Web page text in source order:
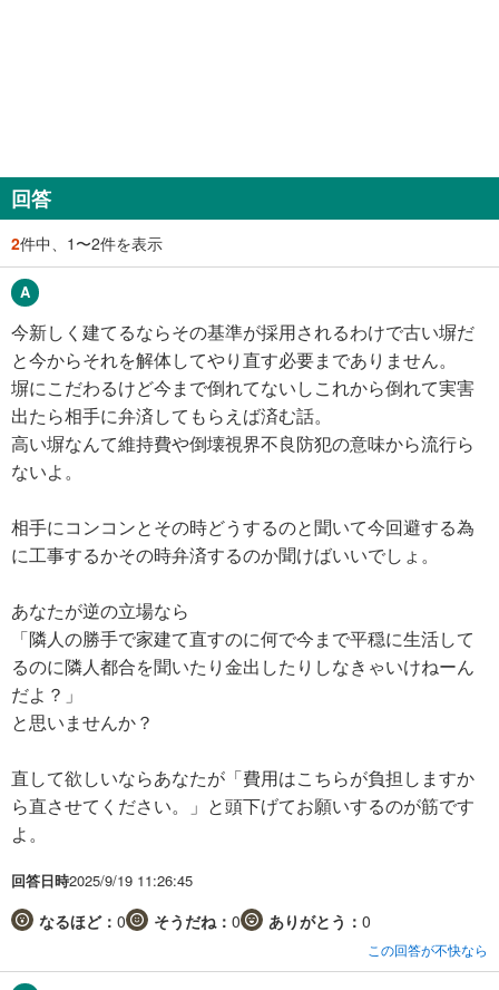
回答
2件中、1〜2件を表示
今新しく建てるならその基準が採用されるわけで古い塀だ
と今からそれを解体してやり直す必要までありません。
塀にこだわるけど今まで倒れてないしこれから倒れて実害
出たら相手に弁済してもらえば済む話。
高い塀なんて維持費や倒壊視界不良防犯の意味から流行ら
ないよ。
相手にコンコンとその時どうするのと聞いて今回避する為
に工事するかその時弁済するのか聞けばいいでしょ。
あなたが逆の立場なら
「隣人の勝手で家建て直すのに何で今まで平穏に生活して
るのに隣人都合を聞いたり金出したりしなきゃいけねーん
だよ？」
と思いませんか？
直して欲しいならあなたが「費用はこちらが負担しますか
ら直させてください。」と頭下げてお願いするのが筋です
よ。
回答日時2025/9/19 11:26:45
なるほど： 0 そうだね： 0 ありがとう： 0
この回答が不快なら